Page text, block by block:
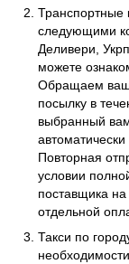
Транспортные
следующими
Деливери,
можете
Обращаем
посылку в
выбранный
Повторная
условии
поставщика
отдельной
Такси по